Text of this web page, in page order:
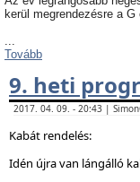
kerül megrendezésre a G
...
Tovább
9. heti
2017. 04. 09. - 20:43 |
Kabát rendelés:
Idén újra van lángálló